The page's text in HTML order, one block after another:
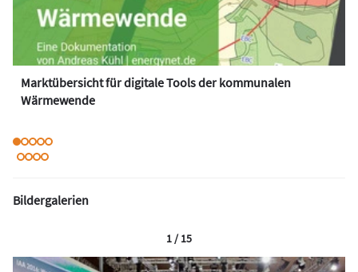
Marktübersicht für digitale Tools der kommunalen
Wärmewende
Bildergalerien
1 / 15